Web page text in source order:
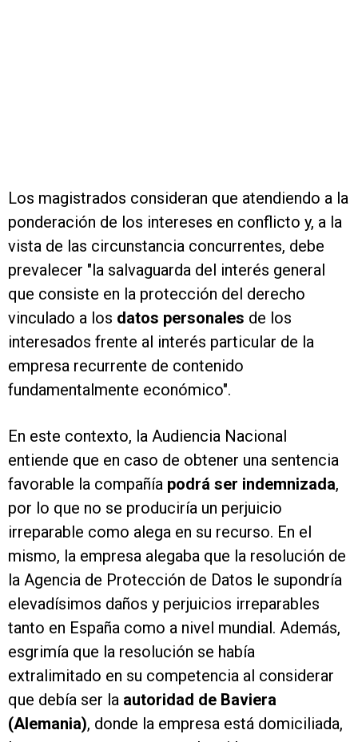
Los magistrados consideran que atendiendo a la
ponderación de los intereses en conflicto y, a la
vista de las circunstancia concurrentes, debe
prevalecer "la salvaguarda del interés general
que consiste en la protección del derecho
vinculado a los datos personales de los
interesados frente al interés particular de la
empresa recurrente de contenido
fundamentalmente económico".
En este contexto, la Audiencia Nacional
entiende que en caso de obtener una sentencia
favorable la compañía podrá ser indemnizada,
por lo que no se produciría un perjuicio
irreparable como alega en su recurso. En el
mismo, la empresa alegaba que la resolución de
la Agencia de Protección de Datos le supondría
elevadísimos daños y perjuicios irreparables
tanto en España como a nivel mundial. Además,
esgrimía que la resolución se había
extralimitado en su competencia al considerar
que debía ser la autoridad de Baviera
(Alemania), donde la empresa está domiciliada,